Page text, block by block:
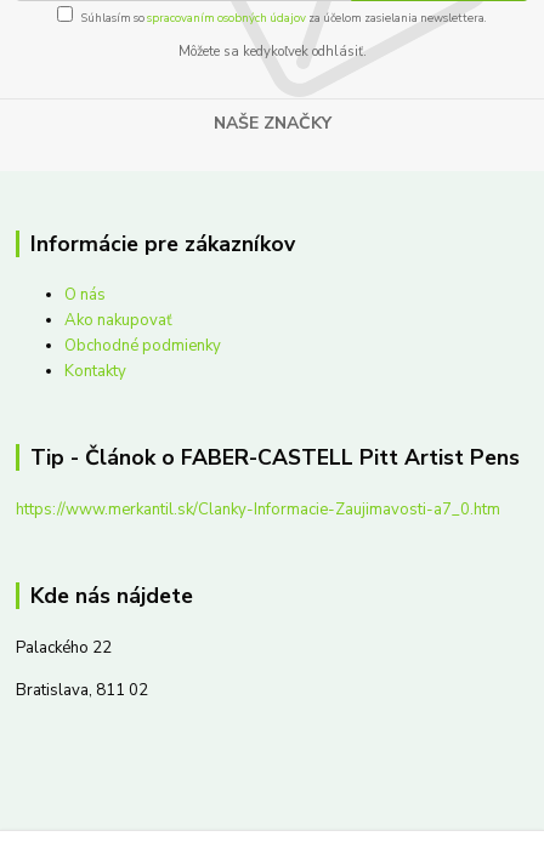
Súhlasím sospracovaním osobných údajov za účelom zasielania newslettera.
Môžete sa kedykoľvek odhlásiť.
NAŠE ZNAČKY
Informácie pre zákazníkov
O nás
Ako nakupovať
Obchodné podmienky
Kontakty
Tip - Článok o FABER-CASTELL Pitt Artist Pens
https://www.merkantil.sk/Clanky-Informacie-Zaujimavosti-a7_0.htm
Kde nás nájdete
Palackého 22
Bratislava, 811 02